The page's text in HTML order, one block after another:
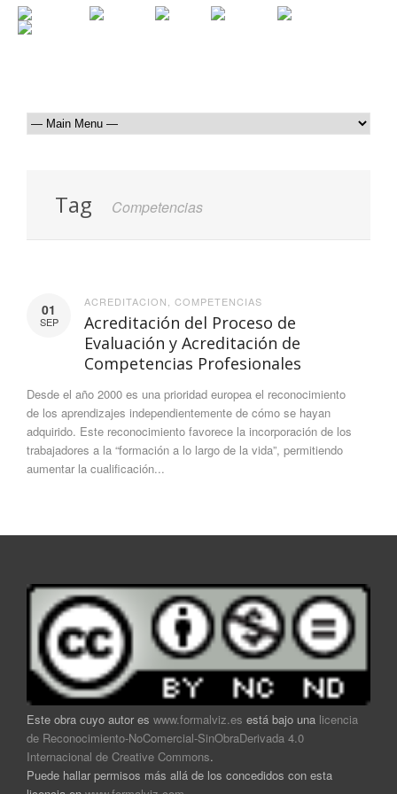
Tag Competencias
01
SEP
ACREDITACION COMPETENCIAS
Acreditación del Proceso de
Evaluación y Acreditación de
Competencias Profesionales
Desde el año 2000 es una prioridad europea el reconocimiento
de los aprendizajes independientemente de cómo se hayan
adquirido. Este reconocimiento favorece la incorporación de los
trabajadores a la “formación a lo largo de la vida”, permitiendo
aumentar la cualificación...
Este obra cuyo autor es www.formalviz.es está bajo una licencia
de Reconocimiento-NoComercial-SinObraDerivada 4.0
Internacional de Creative Commons.
Puede hallar permisos más allá de los concedidos con esta